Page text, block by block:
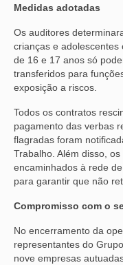
Medidas adotadas
Os auditores
crianças e
de 16 e 17 anos só
transferidos para
exposição a riscos.
Todos os contratos
pagamento das verbas
flagradas foram
Trabalho. Além disso,
encaminhados à rede
para garantir que não
Compromisso com o
No encerramento da
representantes do
nove empresas